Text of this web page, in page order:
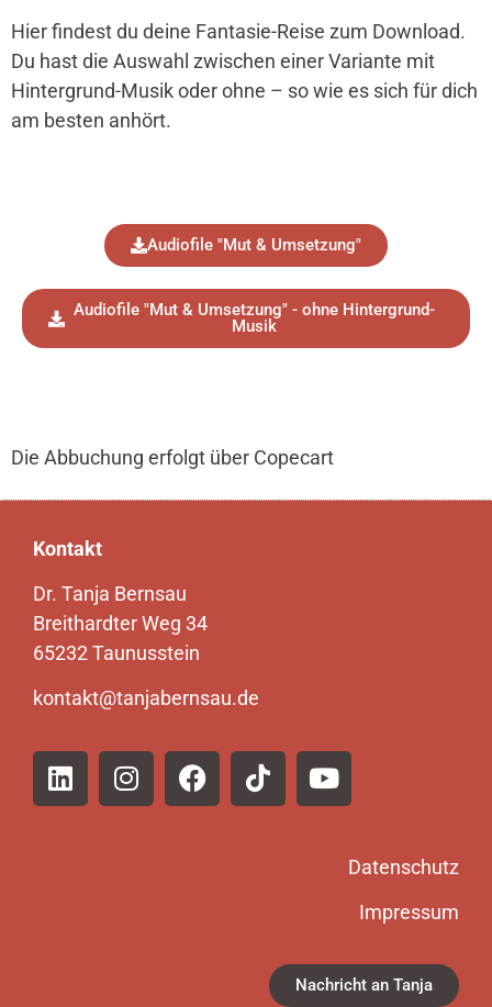
Hier findest du deine Fantasie-Reise zum Download.
Du hast die Auswahl zwischen einer Variante mit
Hintergrund-Musik oder ohne – so wie es sich für dich
am besten anhört.
Audiofile "Mut & Umsetzung"
Audiofile "Mut & Umsetzung" - ohne Hintergrund-
Musik
Die Abbuchung erfolgt über Copecart
Kontakt
Dr. Tanja Bernsau
Breithardter Weg 34
65232 Taunusstein
kontakt@tanjabernsau.de
Datenschutz
Impressum
Nachricht an Tanja